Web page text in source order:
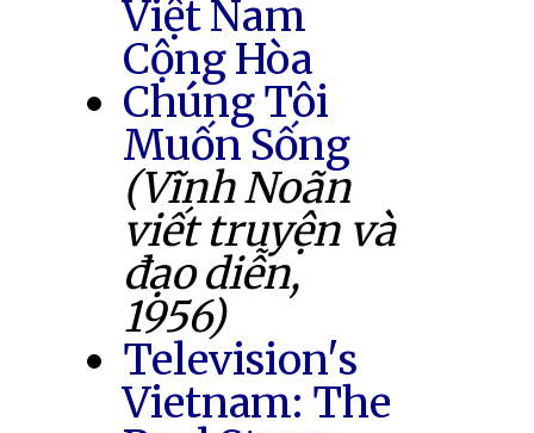
Việt Nam
Cộng Hòa
Chúng Tôi
Muốn Sống
(Vĩnh Noãn
viết truyện và
đạo diễn,
1956)
Television's
Vietnam: The